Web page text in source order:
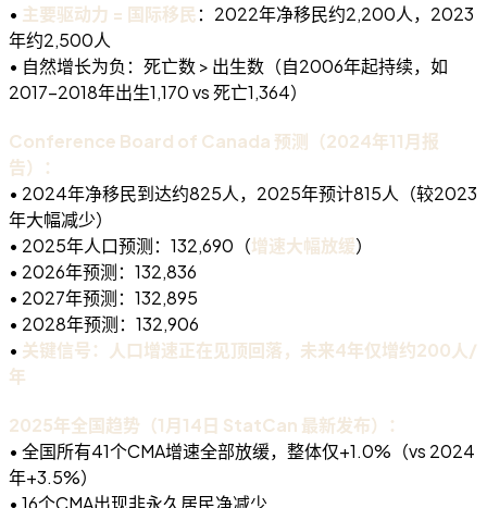
• 主要驱动力 = 国际移民：2022年净移民约2,200人，2023
年约2,500人
• 自然增长为负：死亡数 > 出生数（自2006年起持续，如
2017-2018年出生1,170 vs 死亡1,364）
Conference Board of Canada 预测（2024年11月报
告）：
• 2024年净移民到达约825人，2025年预计815人（较2023
年大幅减少）
• 2025年人口预测：132,690（增速大幅放缓）
• 2026年预测：132,836
• 2027年预测：132,895
• 2028年预测：132,906
• 关键信号：人口增速正在见顶回落，未来4年仅增约200人/
年
2025年全国趋势（1月14日 StatCan 最新发布）：
• 全国所有41个CMA增速全部放缓，整体仅+1.0%（vs 2024
年+3.5%）
• 16个CMA出现非永久居民净减少